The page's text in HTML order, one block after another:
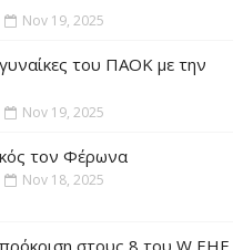
Nov 19, 2025
γυναίκες του ΠΑΟΚ με την
Nov 19, 2025
τον Φέρωνα
Nov 18, 2025